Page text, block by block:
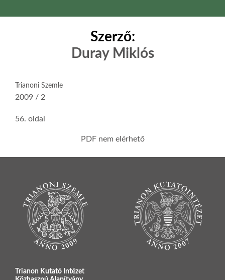
Szerző:
Duray Miklós
Trianoni Szemle
2009 / 2
56. oldal
PDF nem elérhető
Trianon Kutató Intézet